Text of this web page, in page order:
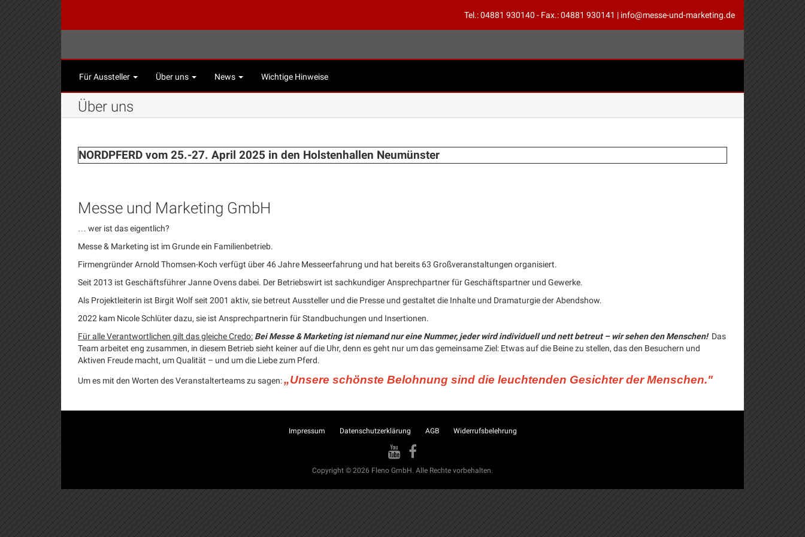
Tel.: 04881 930140 - Fax.: 04881 930141 | info@messe-und-marketing.de
Für Aussteller Über uns News Wichtige Hinweise
Über uns
NORDPFERD vom 25.-27. April 2025 in den Holstenhallen Neumünster
Messe und Marketing GmbH
… wer ist das eigentlich?
Messe & Marketing ist im Grunde ein Familienbetrieb.
Firmengründer Arnold Thomsen-Koch verfügt über 46 Jahre Messeerfahrung und hat bereits 63 Großveranstaltungen organisiert.
Seit 2013 ist Geschäftsführer Janne Ovens dabei. Der Betriebswirt ist sachkundiger Ansprechpartner für Geschäftspartner und Gewerke.
Als Projektleiterin ist Birgit Wolf seit 2001 aktiv, sie betreut Aussteller und die Presse und gestaltet die Inhalte und Dramaturgie der Abendshow.
2022 kam Nicole Schlüter dazu, sie ist Ansprechpartnerin für Standbuchungen und Insertionen.
Für alle Verantwortlichen gilt das gleiche Credo: Bei Messe & Marketing ist niemand nur eine Nummer, jeder wird individuell und nett betreut – wir sehen den Menschen!Das
Team arbeitet eng zusammen, in diesem Betrieb sieht keiner auf die Uhr, denn es geht nur um das gemeinsame Ziel: Etwas auf die Beine zu stellen, das den Besuchern und
Aktiven Freude macht, um Qualität – und um die Liebe zum Pferd.
Um es mit den Worten des Veranstalterteams zu sagen:„Unsere schönste Belohnung sind die leuchtenden Gesichter der Menschen."
Impressum Datenschutzerklärung AGB Widerrufsbelehrung
Copyright © 2026 Fleno GmbH. Alle Rechte vorbehalten.